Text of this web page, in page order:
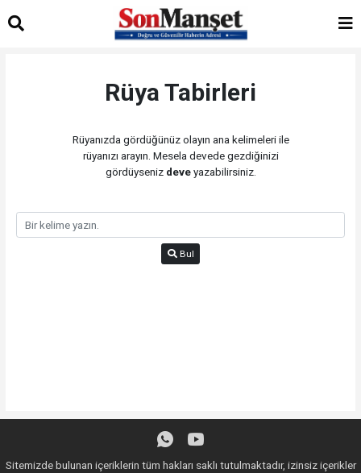
Rüya Tabirleri
Rüyanızda gördüğünüz olayın ana kelimeleri ile
rüyanızı arayın. Mesela devede gezdiğinizi
gördüyseniz deveyazabilirsiniz.
Bul
Sitemizde bulunan içeriklerin tüm hakları saklı tutulmaktadır, izinsiz içerikler